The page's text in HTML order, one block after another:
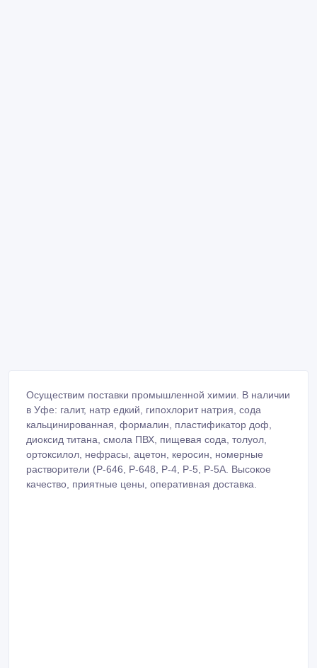
Осуществим поставки промышленной химии. В наличии
в Уфе: галит, натр едкий, гипохлорит натрия, сода
кальцинированная, формалин, пластификатор доф,
диоксид титана, смола ПВХ, пищевая сода, толуол,
ортоксилол, нефрасы, ацетон, керосин, номерные
растворители (Р-646, Р-648, Р-4, Р-5, Р-5А. Высокое
качество, приятные цены, оперативная доставка.